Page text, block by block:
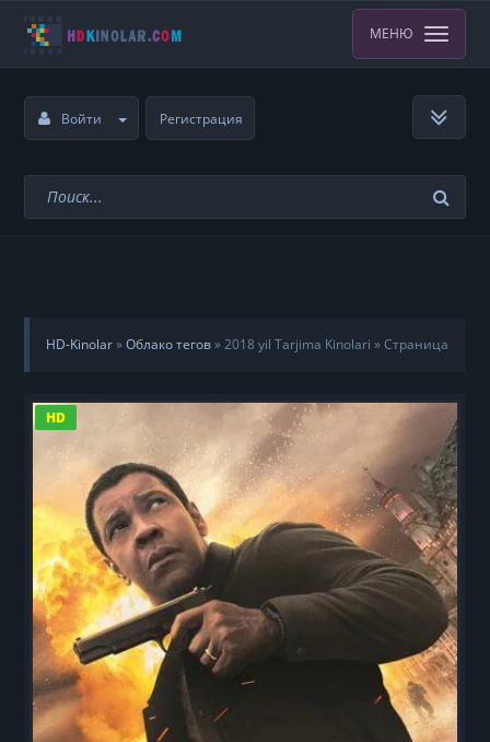
МЕНЮ
Войти Регистрация
HD-Kinolar»Облако тегов» 2018 yil Tarjima Kinolari » Страница
8
HD